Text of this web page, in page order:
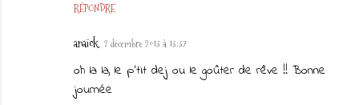
RÉPONDRE
anaïck 2 décembre 2013 à 13:37
oh la la, le p'tit dej ou le goûter de rêve !! Bonne
journée